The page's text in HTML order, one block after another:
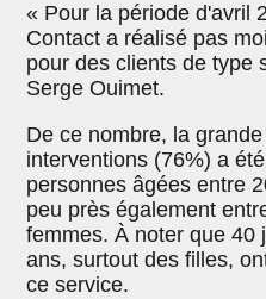
« Pour la période d'avril
Contact a réalisé pas
pour des clients de type
Serge Ouimet.
De ce nombre, la
interventions (76%) a
personnes âgées entre
peu près également
femmes. À noter que 40
ans, surtout des filles,
ce service.